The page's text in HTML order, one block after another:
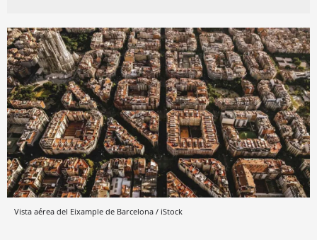
Vista aérea del Eixample de Barcelona / iStock